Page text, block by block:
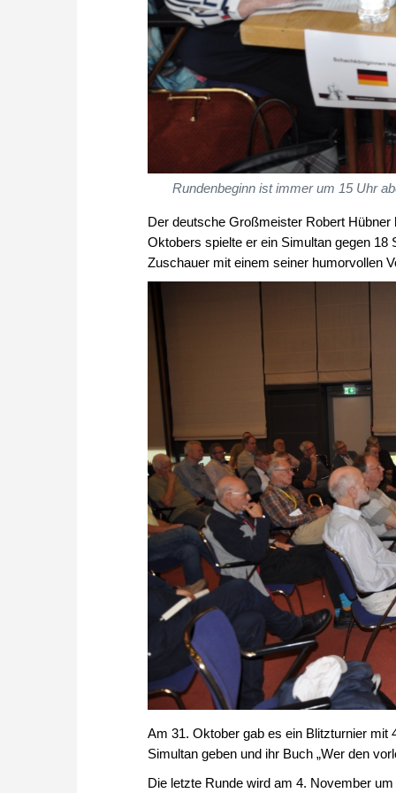
Rundenbeginn ist immer um 15 Uhr
Der deutsche Großmeister Robert
Oktobers spielte er ein Simultan gegen 18
Zuschauer mit einem seiner humorvollen
Am 31. Oktober gab es ein Blitzturnier mit
Simultan geben und ihr Buch „Wer den
Die letzte Runde wird am 4. November